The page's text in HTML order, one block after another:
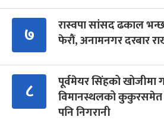
७
रास्वपा सांसद ढकाल
फेरौं, अनामनगर दरबार
८
पूर्वमेयर सिंहको खोजीमा
विमानस्थलको कुकुरसमेत
पनि निगरानी